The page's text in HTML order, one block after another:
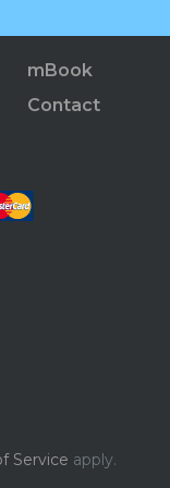
mBook
Contact
Service apply.